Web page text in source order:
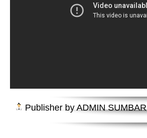
Publisher byADMIN SUMBAR